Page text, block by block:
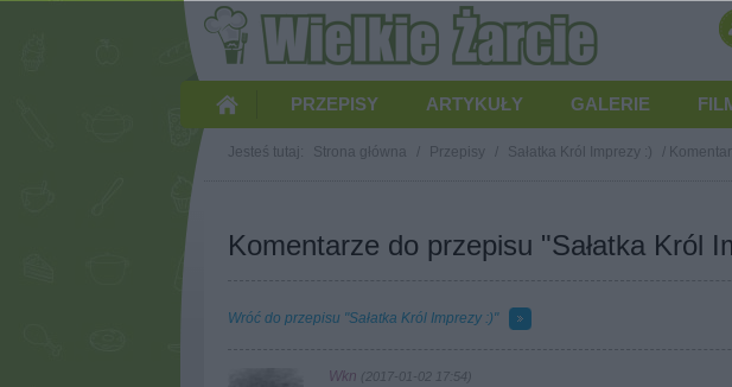
PRZEPISY ARTYKUŁY GALERIE
Jesteś tutaj: Strona główna / Przepisy / Sałatka Król Imprezy :) /
Komentarze do przepisu "Sałatka Król
Wróć do przepisu "Sałatka Król Imprezy :)"
Wkn (2017-01-02 17:54)